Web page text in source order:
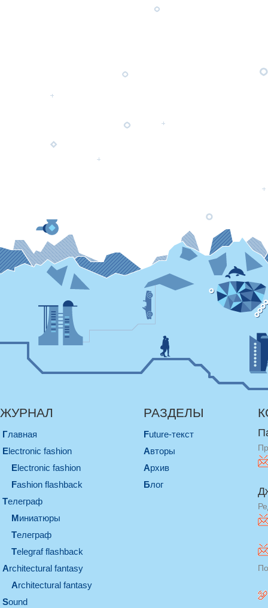
ЖУРНАЛ
Главная
electronic fashion
electronic fashion
Fashion flashback
телеграф
миниатюры
телеграф
Telegraf flashback
architectural fantasy
architectural fantasy
sound
РАЗДЕЛЫ
Future-текст
Авторы
Архив
Блог